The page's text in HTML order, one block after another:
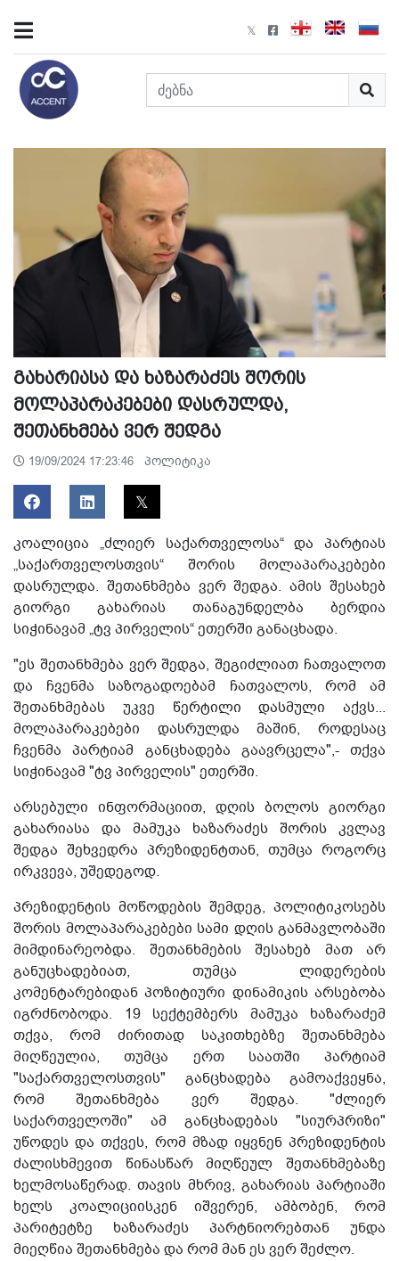
გახარიასა და ხაზარაძეს შორის
მოლაპარაკებები დასრულდა,
შეთანხმება ვერ შედგა
19/09/2024 17:23:46 პოლიტიკა
კოალიცია „ძლიერ საქართველოსა“ და პარტიას
„საქართველოსთვის“ შორის მოლაპარაკებები
დასრულდა. შეთანხმება ვერ შედგა. ამის შესახებ
გიორგი გახარიას თანაგუნდელბა ბერდია
სიჭინავამ „ტვ პირველის“ ეთერში განაცხადა.
"ეს შეთანხმება ვერ შედგა, შეგიძლიათ ჩათვალოთ
და ჩვენმა საზოგადოებამ ჩათვალოს, რომ ამ
შეთანხმებას უკვე წერტილი დასმული აქვს...
მოლაპარაკებები დასრულდა მაშინ, როდესაც
ჩვენმა პარტიამ განცხადება გაავრცელა",- თქვა
სიჭინავამ "ტვ პირველის" ეთერში.
არსებული ინფორმაციით, დღის ბოლოს გიორგი
გახარიასა და მამუკა ხაზარაძეს შორის კვლავ
შედგა შეხვედრა პრეზიდენტთან, თუმცა როგორც
ირკვევა, უშედეგოდ.
პრეზიდენტის მოწოდების შემდეგ, პოლიტიკოსებს
შორის მოლაპარაკებები სამი დღის განმავლობაში
მიმდინარეობდა. შეთანხმების შესახებ მათ არ
განუცხადებიათ, თუმცა ლიდერების
კომენტარებიდან პოზიტიური დინამიკის არსებობა
იგრძნობოდა. 19 სექტემბერს მამუკა ხაზარაძემ
თქვა, რომ ძირითად საკითხებზე შეთანხმება
მიღწეულია, თუმცა ერთ საათში პარტიამ
"საქართველოსთვის" განცხადება გამოაქვეყნა,
რომ შეთანხმება ვერ შედგა. "ძლიერ
საქართველოში" ამ განცხადებას "სიურპრიზი"
უწოდეს და თქვეს, რომ მზად იყვნენ პრეზიდენტის
ძალისხმევით წინასწარ მიღწეულ შეთანხმებაზე
ხელმოსაწერად. თავის მხრივ, გახარიას პარტიაში
ხელს კოალიციისკენ იშვერენ, ამბობენ, რომ
პარიტეტზე ხაზარაძეს პარტნიორებთან უნდა
მიეღწია შეთანხმება და რომ მან ეს ვერ შეძლო.